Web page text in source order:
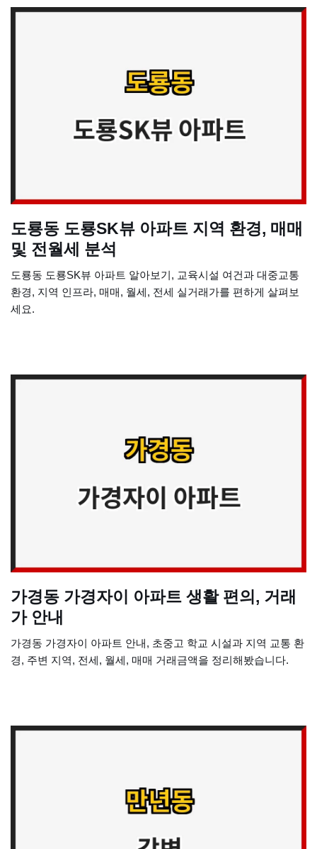
도룡동 도룡SK뷰 아파트 지역 환경, 매매
및 전월세 분석
도룡동 도룡SK뷰 아파트 알아보기, 교육시설 여건과 대중교통
환경, 지역 인프라, 매매, 월세, 전세 실거래가를 편하게 살펴보
세요.
가경동 가경자이 아파트 생활 편의, 거래
가 안내
가경동 가경자이 아파트 안내, 초중고 학교 시설과 지역 교통 환
경, 주변 지역, 전세, 월세, 매매 거래금액을 정리해봤습니다.